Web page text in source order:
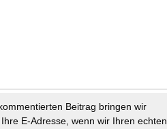
Beitrag bringen wir
E-Adresse, wenn wir Ihren echten